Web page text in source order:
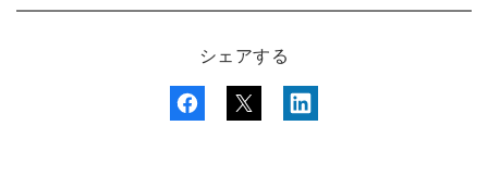
シェアする